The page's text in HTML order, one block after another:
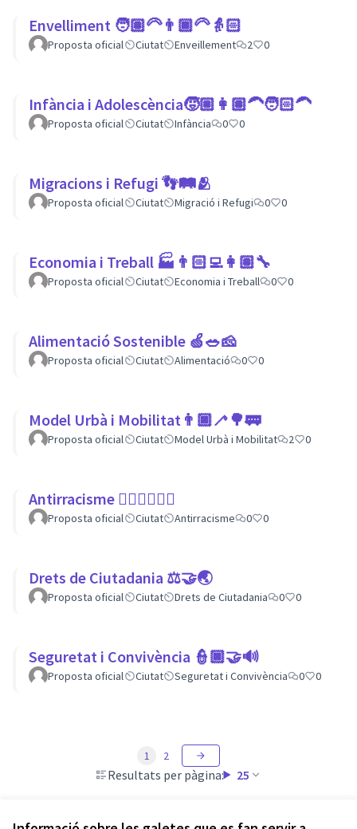
Envelliment 🧑🏽‍🦳👨🏿‍🦳👵🏻
Proposta oficial Ciutat Enveillement 2 0
Infància i Adolescència🧒🏼👩🏽‍🦱🧑🏻‍🦱
Proposta oficial Ciutat Infància 0 0
Migracions i Refugi 👣🛤🫂
Proposta oficial Ciutat Migració i Refugi 0 0
Economia i Treball 🏭👨🏻‍💻👩🏽‍🔧
Proposta oficial Ciutat Economia i Treball 0 0
Alimentació Sostenible 🍏🥗🧀
Proposta oficial Ciutat Alimentació 0 0
Model Urbà i Mobilitat👨🏿‍🦯🌳🚃
Proposta oficial Ciutat Model Urbà i Mobilitat 2 0
Antirracisme ✊🏾✊🏼✊🏿
Proposta oficial Ciutat Antirracisme 0 0
Drets de Ciutadania ⚖️🤝🌏
Proposta oficial Ciutat Drets de Ciutadania 0 0
Seguretat i Convivència 👮🏿🤝🔊
Proposta oficial Ciutat Seguretat i Convivència 0 0
Resultats per pàgina: 25
1 2